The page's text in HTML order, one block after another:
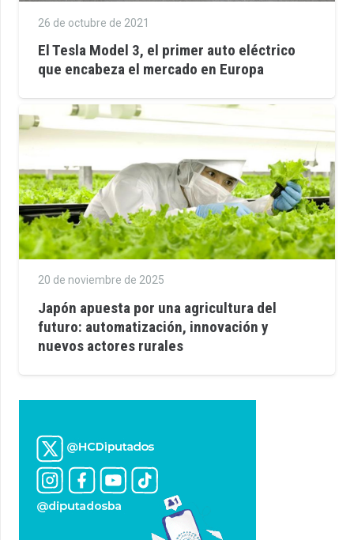
26 de octubre de 2021
El Tesla Model 3, el primer auto eléctrico
que encabeza el mercado en Europa
20 de noviembre de 2025
Japón apuesta por una agricultura del
futuro: automatización, innovación y
nuevos actores rurales